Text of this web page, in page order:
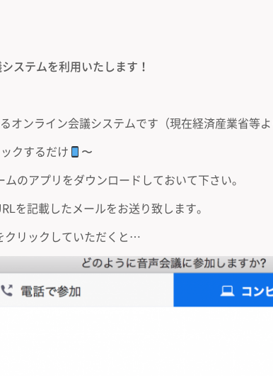
ステムを利用いたします！
オンライン会議システムです（現在経済産業省等
クするだけ
〜
のアプリをダウンロードしておいて下さい。
を記載したメールをお送り致します。
リックしていただくと…